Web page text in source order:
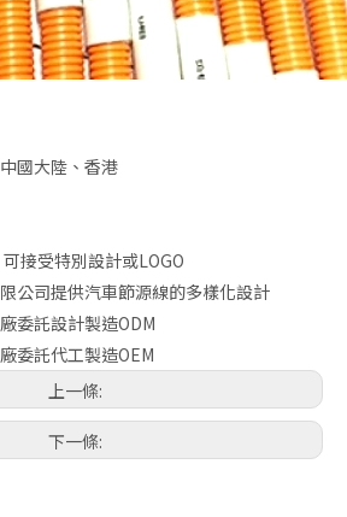
國大陸、香港
接受特別設計或LOGO
公司提供汽車節源線的多樣化設計
委託設計製造ODM
委託代工製造OEM
上一條:
下一條: